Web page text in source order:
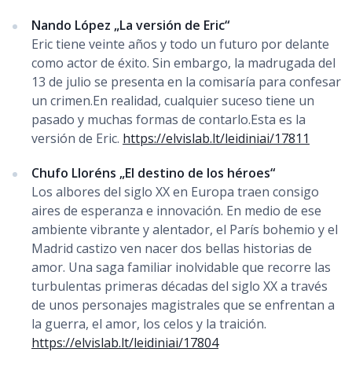
Nando López „La versión de Eric“
Eric tiene veinte años y todo un futuro por delante
como actor de éxito. Sin embargo, la madrugada del
13 de julio se presenta en la comisaría para confesar
un crimen.En realidad, cualquier suceso tiene un
pasado y muchas formas de contarlo.Esta es la
versión de Eric. https://elvislab.lt/leidiniai/17811
Chufo Lloréns „El destino de los héroes“
Los albores del siglo XX en Europa traen consigo
aires de esperanza e innovación. En medio de ese
ambiente vibrante y alentador, el París bohemio y el
Madrid castizo ven nacer dos bellas historias de
amor. Una saga familiar inolvidable que recorre las
turbulentas primeras décadas del siglo XX a través
de unos personajes magistrales que se enfrentan a
la guerra, el amor, los celos y la traición.
https://elvislab.lt/leidiniai/17804